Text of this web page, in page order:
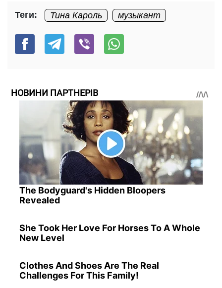
Теги: Тина Кароль музыкант
НОВИНИ ПАРТНЕРІВ
The Bodyguard's Hidden Bloopers
Revealed
She Took Her Love For Horses To A Whole
New Level
Clothes And Shoes Are The Real
Challenges For This Family!